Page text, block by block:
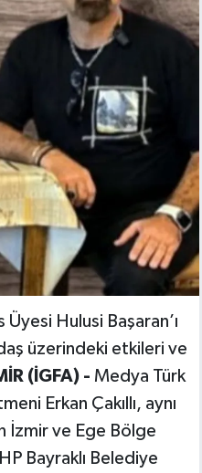
Hulusi Başaran’ı
üzerindeki etkileri ve
(İGFA) - Medya Türk
Erkan Çakıllı, aynı
İzmir ve Ege Bölge
Bayraklı Belediye